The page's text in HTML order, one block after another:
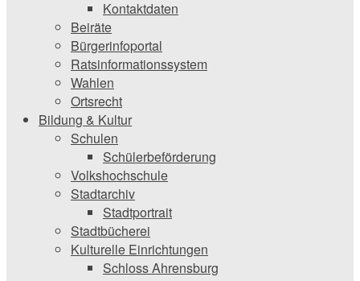
Kontaktdaten
Beiräte
Bürgerinfoportal
Ratsinformationssystem
Wahlen
Ortsrecht
Bildung & Kultur
Schulen
Schülerbeförderung
Volkshochschule
Stadtarchiv
Stadtportrait
Stadtbücherei
Kulturelle Einrichtungen
Schloss Ahrensburg